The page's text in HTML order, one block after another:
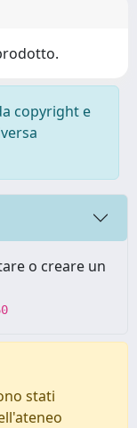
copyright e
o creare un
stati